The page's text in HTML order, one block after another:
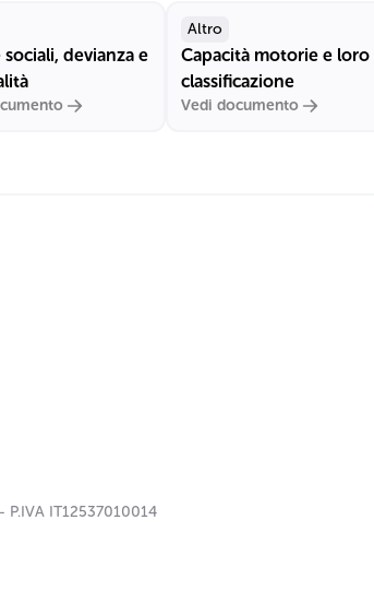
devianza e
Altro
Capacità motorie e loro
classificazione
Vedi documento
- P.IVA IT12537010014